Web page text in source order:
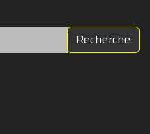
Recherche